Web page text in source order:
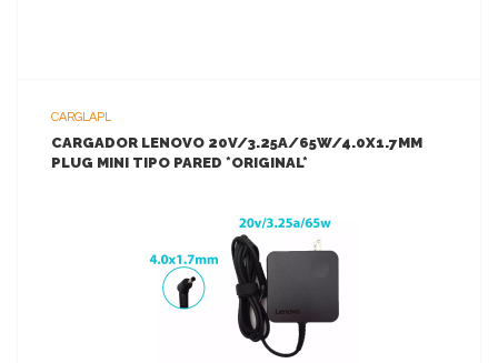
CARGLAPL
CARGADOR LENOVO 20V/3.25A/65W/4.0X1.7MM
PLUG MINI TIPO PARED *ORIGINAL*
VER MAS
AGREGAR AL CARRITO